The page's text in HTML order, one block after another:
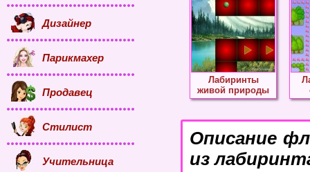
Лабиринты
живой природы
Описание
из
Дизайнер
Парикмахер
Продавец
Стилист
Учительница